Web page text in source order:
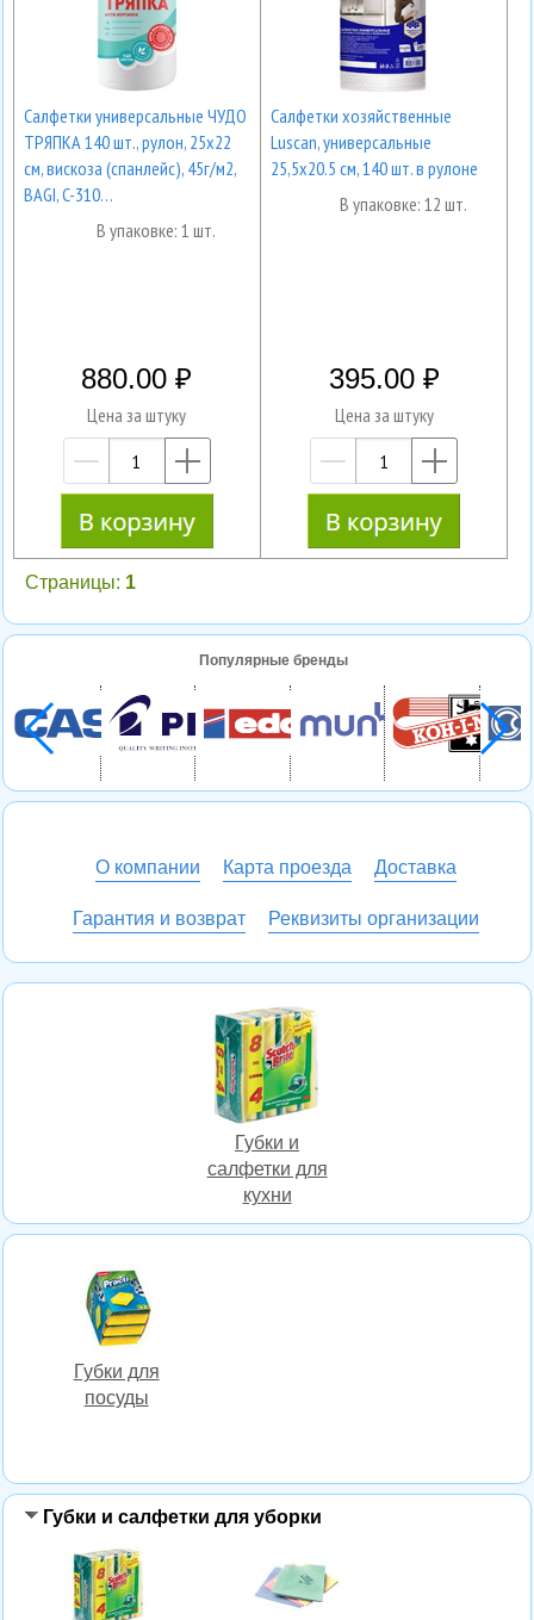
Губки и
салфетки для
кухни
Губки для
посуды
Губки и салфетки для уборки
Салфетки универсальные ЧУДО
ТРЯПКА 140 шт., рулон, 25х22
см, вискоза (спанлейс), 45г/м2,
BAGI, C-310…
В упаковке: 1 шт.
880.00
Цена за штуку
—
Салфетки хозяйственные
Luscan, универсальные
25,5х20.5 см, 140 шт. в рулоне
В упаковке: 12 шт.
395.00
Цена за штуку
—
Страницы: 1
Популярные бренды
О компании Карта проезда Доставка
Гарантия и возврат Реквизиты организации